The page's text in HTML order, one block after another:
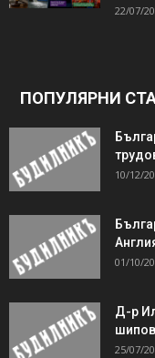
22/07/
ПОПУЛЯРНИ
10/12/
01/10/
Д-р
25/07/